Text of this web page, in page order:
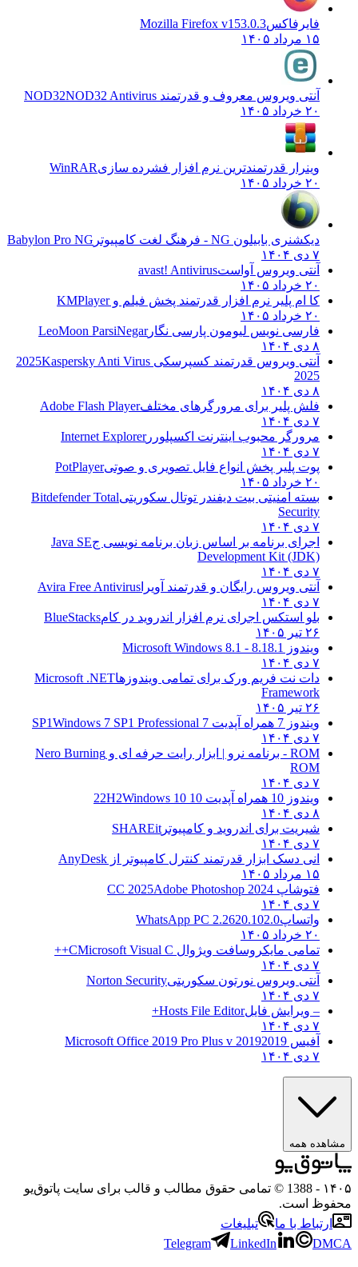
فایرفاکسMozilla Firefox v153.0.3
۱۵ مرداد ۱۴۰۵
آنتی ویروس معروف و قدرتمند NOD32 NOD32 Antivirus
۲۰ خرداد ۱۴۰۵
وینرار قدرتمندترین نرم افزار فشرده سازیWinRAR
۲۰ خرداد ۱۴۰۵
دیکشنری بابیلون NG - فرهنگ لغت کامپیوتر
Babylon Pro NG
۷ دی ۱۴۰۴
آنتی ویروس آواستavast! Antivirus
۲۰ خرداد ۱۴۰۵
کا ام پلیر نرم افزار قدرتمند پخش فیلم وKMPlayer
۲۰ خرداد ۱۴۰۵
فارسی نویس لیومون پارسی نگارLeoMoon ParsiNegar
۸ دی ۱۴۰۴
آنتی ویروس قدرتمند کسپرسکی 2025 Kaspersky Anti Virus
2025
۸ دی ۱۴۰۴
فلش پلیر برای مرورگرهای مختلفAdobe Flash Player
۷ دی ۱۴۰۴
مرورگر محبوب اینترنت اکسپلوررInternet Explorer
۷ دی ۱۴۰۴
پوت پلیر پخش انواع فایل تصویری و صوتیPotPlayer
۲۰ خرداد ۱۴۰۵
بسته امنیتی بیت دیفندر توتال سکوریتیBitdefender Total
Security
۷ دی ۱۴۰۴
اجرای برنامه بر اساس زبان برنامه نویسی جJava SE
Development Kit (JDK)
۷ دی ۱۴۰۴
آنتی ویروس رایگان و قدرتمند آویرا Avira Free Antivirus
۷ دی ۱۴۰۴
بلو استکس اجرای نرم افزار اندروید در کامBlueStacks
۲۶ تیر ۱۴۰۵
ویندوز 8.1
8.1 - Microsoft Windows 8.1
۷ دی ۱۴۰۴
دات نت فریم ورک برای تمامی ویندوزهاMicrosoft .NET
Framework
۲۶ تیر ۱۴۰۵
ویندوز 7 همراه آپدیت 7 SP1
Windows 7 SP1 Professional
۷ دی ۱۴۰۴
ROM - برنامه نرو | ابزار رایت حرفه ای و
Nero Burning
ROM
۷ دی ۱۴۰۴
ویندوز 10 همراه آپدیت 10 22H2
Windows 10
۸ دی ۱۴۰۴
شیریت برای اندروید و کامپیوتر SHAREit
۷ دی ۱۴۰۴
انی دسک ابزار قدرتمند کنترل کامپیوتر از AnyDesk
۱۵ مرداد ۱۴۰۵
فتوشاپ CC 2025 Adobe Photoshop 2024
۷ دی ۱۴۰۴
واتساپWhatsApp PC 2.2620.102.0
۲۰ خرداد ۱۴۰۵
تمامی مایکروسافت ویژوال C Microsoft Visual C++
۷ دی ۱۴۰۴
آنتی ویروس نورتون سکوریتیNorton Security
۷ دی ۱۴۰۴
– ویرایش فایلHosts File Editor+
۷ دی ۱۴۰۴
آفیس 2019 2019 Microsoft Office 2019 Pro Plus v
۷ دی ۱۴۰۴
مشاهده همه
۱۴۰۵
- 1388 © تمامی حقوق مطالب و قالب برای سایت پاتوق‌یو
محفوظ است.
ارتباط با ما
تبلیغات
Telegram
LinkedIn DMCA